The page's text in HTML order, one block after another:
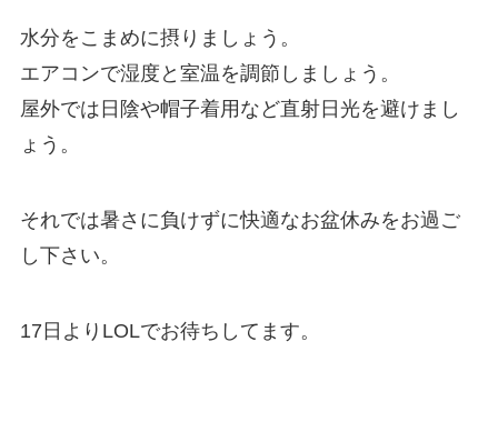
水分をこまめに摂りましょう。
エアコンで湿度と室温を調節しましょう。
屋外では日陰や帽子着用など直射日光を避けまし
ょう。
それでは暑さに負けずに快適なお盆休みをお過ご
し下さい。
17日よりLOLでお待ちしてます。